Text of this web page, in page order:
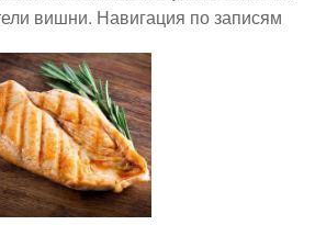
вишни. Навигация по записям